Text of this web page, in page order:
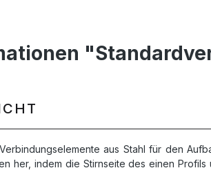
aus Stahl für den
her, indem die Stirnseite des einen